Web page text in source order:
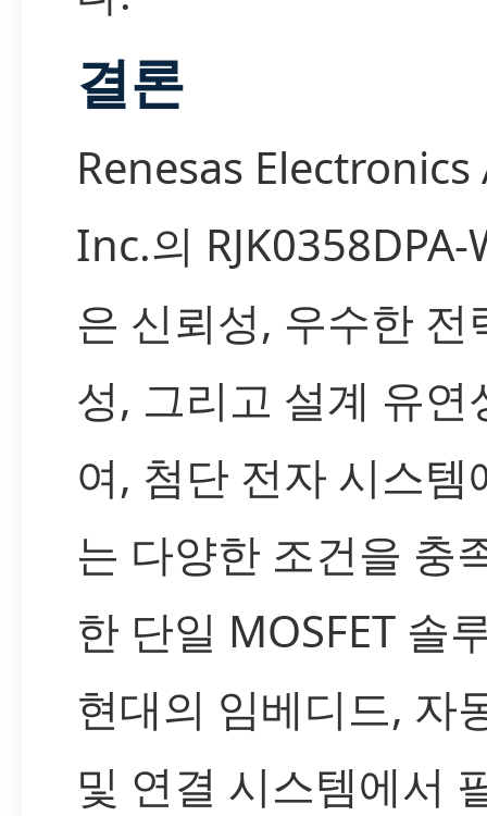
결론
Renesas
Inc.의 RJK0358DPA-
은 신뢰성, 우수한 전
성, 그리고 설계 유연
여, 첨단 전자 시스템
는 다양한 조건을 충
한 단일 MOSFET 솔
현대의 임베디드, 자
및 연결 시스템에서